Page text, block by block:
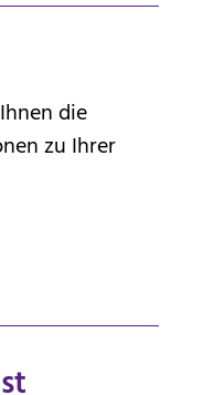
die
zu Ihrer